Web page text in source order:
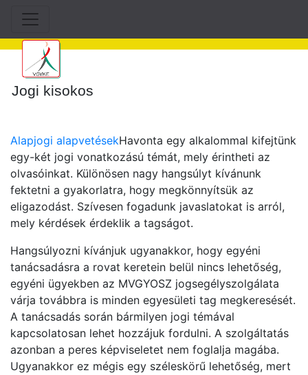
Jogi kisokos
Alapjogi alapvetésekHavonta egy alkalommal kifejtünk
egy-két jogi vonatkozású témát, mely érintheti az
olvasóinkat. Különösen nagy hangsúlyt kívánunk
fektetni a gyakorlatra, hogy megkönnyítsük az
eligazodást. Szívesen fogadunk javaslatokat is arról,
mely kérdések érdeklik a tagságot.
Hangsúlyozni kívánjuk ugyanakkor, hogy egyéni
tanácsadásra a rovat keretein belül nincs lehetőség,
egyéni ügyekben az MVGYOSZ jogsegélyszolgálata
várja továbbra is minden egyesületi tag megkeresését.
A tanácsadás során bármilyen jogi témával
kapcsolatosan lehet hozzájuk fordulni. A szolgáltatás
azonban a peres képviseletet nem foglalja magába.
Ugyanakkor ez mégis egy széleskörű lehetőség, mert